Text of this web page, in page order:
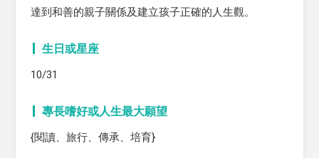
達到和善的親子關係及建立孩子正確的人生觀。
生日或星座
10/31
專長嗜好或人生最大願望
{閱讀、旅行、傳承、培育}